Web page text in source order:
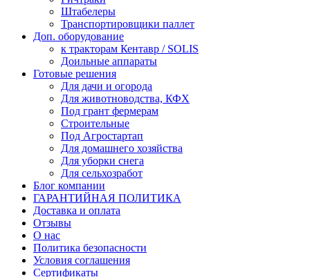
Штабелеры
Транспортировщики паллет
Доп. оборудование
к тракторам Кентавр / SOLIS
Доильные аппараты
Готовые решения
Для дачи и огорода
Для животноводства, КФХ
Под грант фермерам
Строительные
Под Агростартап
Для домашнего хозяйства
Для уборки снега
Для сельхозработ
Блог компании
ГАРАНТИЙНАЯ ПОЛИТИКА
Доставка и оплата
Отзывы
О нас
Политика безопасности
Условия соглашения
Сертификаты